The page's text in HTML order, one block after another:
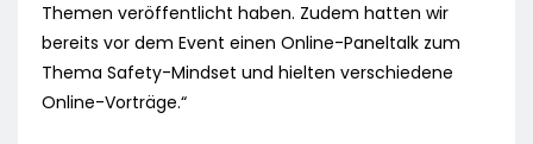
Themen veröffentlicht haben. Zudem hatten wir
bereits vor dem Event einen Online-Paneltalk zum
Thema Safety-Mindset und hielten verschiedene
Online-Vorträge.“